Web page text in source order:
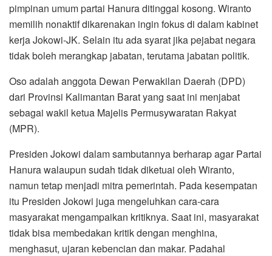
pimpinan umum partai Hanura ditinggal kosong. Wiranto
memilih nonaktif dikarenakan ingin fokus di dalam kabinet
kerja Jokowi-JK. Selain itu ada syarat jika pejabat negara
tidak boleh merangkap jabatan, terutama jabatan politik.
Oso adalah anggota Dewan Perwakilan Daerah (DPD)
dari Provinsi Kalimantan Barat yang saat ini menjabat
sebagai wakil ketua Majelis Permusywaratan Rakyat
(MPR).
Presiden Jokowi dalam sambutannya berharap agar Partai
Hanura walaupun sudah tidak diketuai oleh Wiranto,
namun tetap menjadi mitra pemerintah. Pada kesempatan
itu Presiden Jokowi juga mengeluhkan cara-cara
masyarakat mengampaikan kritiknya. Saat ini, masyarakat
tidak bisa membedakan kritik dengan menghina,
menghasut, ujaran kebencian dan makar. Padahal